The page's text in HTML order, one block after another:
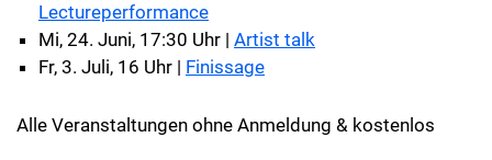
Lectureperformance
Mi, 24. Juni, 17:30 Uhr | Artist talk
Fr, 3. Juli, 16 Uhr | Finissage
Alle Veranstaltungen ohne Anmeldung & kostenlos